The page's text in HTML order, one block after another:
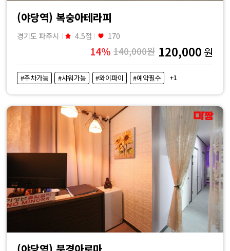
(야당역) 복숭아테라피
경기도 파주시 4.5점 170
14% 140,000원 120,000 원
#주차가능 #샤워가능 #와이파이 #예약필수 +1